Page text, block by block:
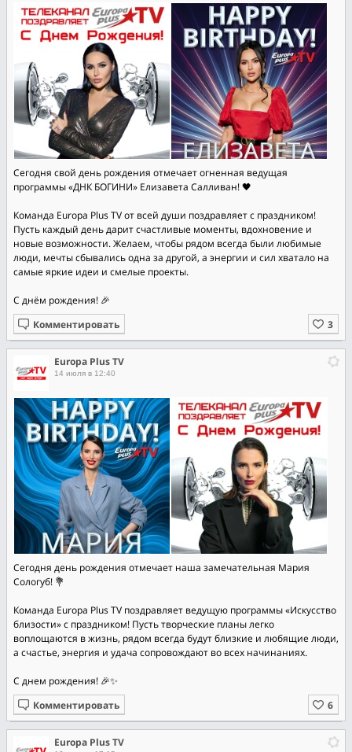
Сегодня свой день рождения отмечает огненная ведущая
программы «ДНК БОГИНИ» Елизавета Салливан! 🖤
Команда Europa Plus TV от всей души поздравляет с праздником!
Пусть каждый день дарит счастливые моменты, вдохновение и
новые возможности. Желаем, чтобы рядом всегда были любимые
люди, мечты сбывались одна за другой, а энергии и сил хватало на
самые яркие идеи и смелые проекты.
С днём рождения! 🎉
Комментировать
Europa Plus TV
14 июля в 12:40
Сегодня день рождения отмечает наша замечательная Мария
Сологуб! 💐
Команда Europa Plus TV поздравляет ведущую программы «Искусство
близости» с праздником! Пусть творческие планы легко
воплощаются в жизнь, рядом всегда будут близкие и любящие люди,
а счастье, энергия и удача сопровождают во всех начинаниях.
С днем рождения! 🎉✨
Комментировать
Europa Plus TV